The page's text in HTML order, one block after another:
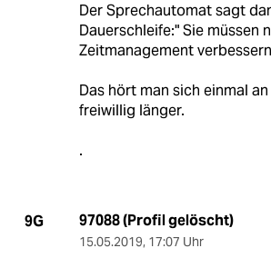
Der Sprechautomat sagt
Dauerschleife:" Sie müssen
Zeitmanagement
Das hört man sich einmal
freiwillig länger.
.
9G 97088 (Profil gelöscht)
15.05.2019, 17:07 Uhr